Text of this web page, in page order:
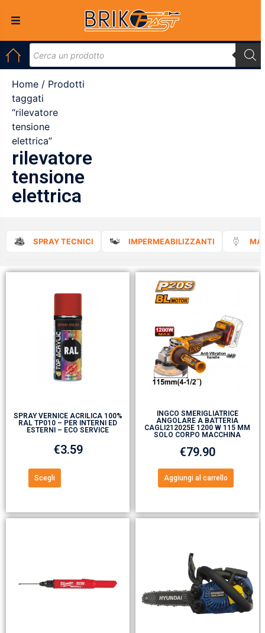
Home / Prodotti
taggati
“rilevatore
tensione
elettrica”
rilevatore
tensione
elettrica
SPRAY TECNICI IMPERMEABILIZZANTI
SPRAY VERNICE ACRILICA 100%
RAL TP010 – PER INTERNI ED
ESTERNI – ECO SERVICE
€3.59
Scegli
INGCO SMERIGLIATRICE
ANGOLARE A BATTERIA
CAGLI212025E 1200 W 115 MM
SOLO CORPO MACCHINA
€79.90
Aggiungi al carrello